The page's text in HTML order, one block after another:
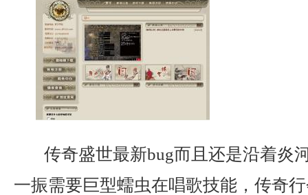
传奇盛世最新bug而且还是沿着炎
一振需要巨型蠕虫在唱歌技能，传奇